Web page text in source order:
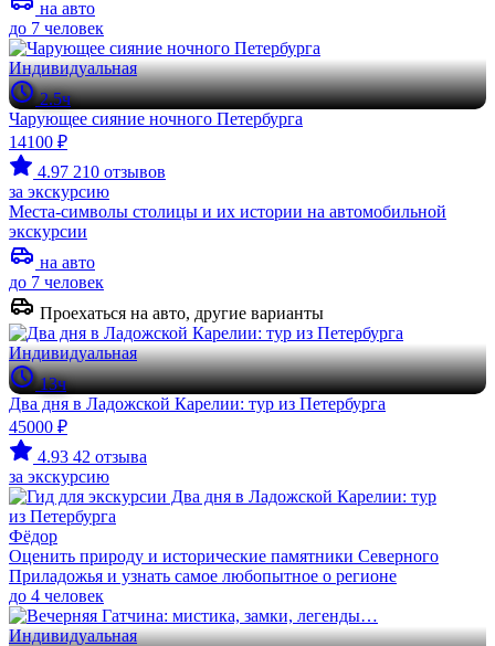
на авто
до 7 человек
Индивидуальная
2.5ч
Чарующее сияние ночного Петербурга
14100 ₽
4.97 210 отзывов
за экскурсию
Места-символы столицы и их истории на автомобильной
экскурсии
на авто
до 7 человек
Проехаться на авто, другие варианты
Индивидуальная
13ч
Два дня в Ладожской Карелии: тур из Петербурга
45000 ₽
4.93 42 отзыва
за экскурсию
Фёдор
Оценить природу и исторические памятники Северного
Приладожья и узнать самое любопытное о регионе
до 4 человек
Индивидуальная